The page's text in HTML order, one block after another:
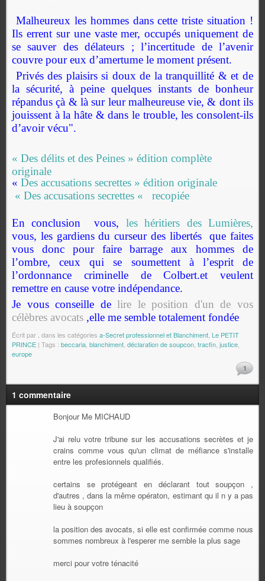
Malheureux les hommes dans cette triste situation !
Ils errent sur une vaste mer, occupés uniquement de
se sauver des délateurs ; l’incertitude de l’avenir
couvre pour eux d’amertume le moment présent.
Privés des plaisirs si doux de la tranquillité & et de
la sécurité, à peine quelques instants de bonheur
répandus çà & là sur leur malheureuse vie, & dont ils
jouissent à la hâte & dans le trouble, les consolent-ils
d’avoir vécu".
« Des délits et des Peines » édition complète
originale
« Des accusations secrettes » édition originale
« Des accusations secrettes « recopiée
En conclusion vous, les héritiers des Lumières,
vous, les gardiens du curseur des libertés que faites
vous donc pour faire barrage aux hommes de
l’ombre, ceux qui se soumettent à l’esprit de
l’ordonnance criminelle de Colbert.et veulent
remettre en cause votre indépendance.
Je vous conseille delire le position d'un de vos
célèbres avocats ,elle me semble totalement fondée
Écrit par dans les catégories a-Secret professionnel et Blanchiment Le PETIT
PRINCE | Tags : beccaria blanchiment déclaration de soupcon tracfin justice
europe
1
1 commentaire
Bonjour Me MICHAUD
J'ai relu votre tribune sur les accusations secrètes et je
crains comme vous qu'un climat de méfiance s'installe
entre les profesionnels qualifiés.
certains se protégeant en déclarant tout soupçon ,
d'autres , dans la même opératon, estimant qu il n y a pas
lieu à soupçon
la position des avocats, si elle est confirmée comme nous
sommes nombreux à l'esperer me semble la plus sage
merci pour votre ténacité